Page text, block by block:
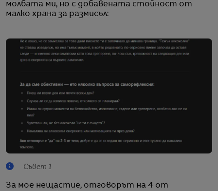
молбата ми, но с добавената стойност от
малко храна за размисъл:
Съвет 1
За мое нещастие, отговорът на 4 от